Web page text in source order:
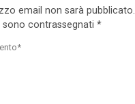
email non sarà pubblicato.
contrassegnati *